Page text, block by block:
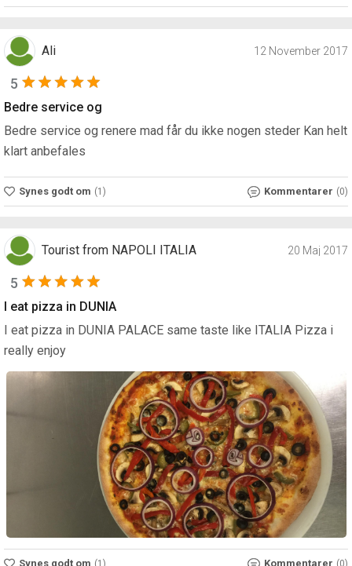
Ali 12 November 2017
5
Bedre service og
Bedre service og renere mad får du ikke nogen steder Kan helt
klart anbefales
Synes godt om (1) Kommentarer (0)
Tourist from NAPOLI ITALIA 20 Maj 2017
5
I eat pizza in DUNIA
I eat pizza in DUNIA PALACE same taste like ITALIA Pizza i
really enjoy
Synes godt om (1) Kommentarer (0)